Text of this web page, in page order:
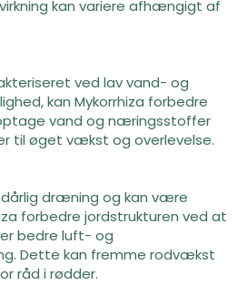
kan variere afhængigt af
ved lav vand- og
kan Mykorrhiza forbedre
vand og næringsstoffer
til øget vækst og overlevelse.
dræning og kan være
forbedre jordstrukturen ved at
bedre luft- og
Dette kan fremme rodvækst
råd i rødder.